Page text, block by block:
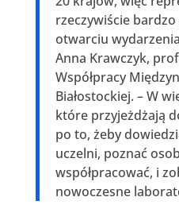
rzeczywiście bardzo
otwarciu
Anna Krawczyk,
Współpracy
Białostockiej. – W
które przyjeżdżają
po to, żeby
uczelni, poznać
współpracować, i
nowoczesne